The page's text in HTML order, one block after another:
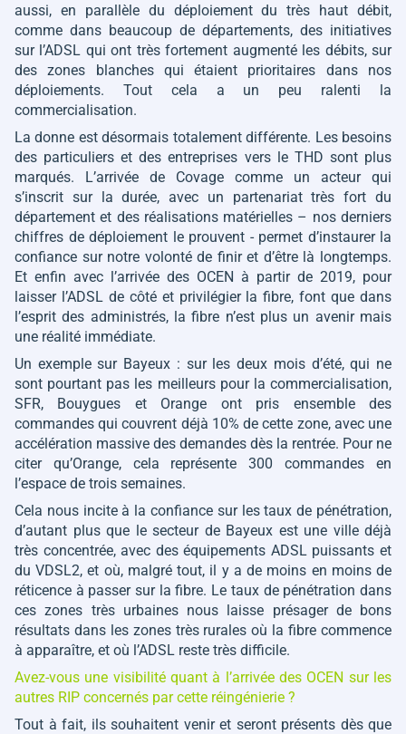
aussi, en parallèle du déploiement du très haut débit,
comme dans beaucoup de départements, des initiatives
sur l’ADSL qui ont très fortement augmenté les débits, sur
des zones blanches qui étaient prioritaires dans nos
déploiements. Tout cela a un peu ralenti la
commercialisation.
La donne est désormais totalement différente. Les besoins
des particuliers et des entreprises vers le THD sont plus
marqués. L’arrivée de Covage comme un acteur qui
s’inscrit sur la durée, avec un partenariat très fort du
département et des réalisations matérielles – nos derniers
chiffres de déploiement le prouvent - permet d’instaurer la
confiance sur notre volonté de finir et d’être là longtemps.
Et enfin avec l’arrivée des OCEN à partir de 2019, pour
laisser l’ADSL de côté et privilégier la fibre, font que dans
l’esprit des administrés, la fibre n’est plus un avenir mais
une réalité immédiate.
Un exemple sur Bayeux : sur les deux mois d’été, qui ne
sont pourtant pas les meilleurs pour la commercialisation,
SFR, Bouygues et Orange ont pris ensemble des
commandes qui couvrent déjà 10% de cette zone, avec une
accélération massive des demandes dès la rentrée. Pour ne
citer qu’Orange, cela représente 300 commandes en
l’espace de trois semaines.
Cela nous incite à la confiance sur les taux de pénétration,
d’autant plus que le secteur de Bayeux est une ville déjà
très concentrée, avec des équipements ADSL puissants et
du VDSL2, et où, malgré tout, il y a de moins en moins de
réticence à passer sur la fibre. Le taux de pénétration dans
ces zones très urbaines nous laisse présager de bons
résultats dans les zones très rurales où la fibre commence
à apparaître, et où l’ADSL reste très difficile.
Avez-vous une visibilité quant à l’arrivée des OCEN sur les
autres RIP concernés par cette réingénierie ?
Tout à fait, ils souhaitent venir et seront présents dès que